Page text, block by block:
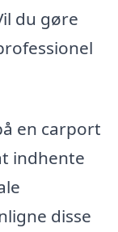
du gøre
en carport
indhente
disse